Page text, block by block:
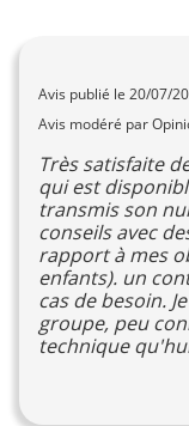
Avis publié le 20/07/
Avis modéré par
Très satisfaite
qui est
transmis son
conseils avec
rapport à mes
enfants). un
cas de besoin.
groupe, peu
technique